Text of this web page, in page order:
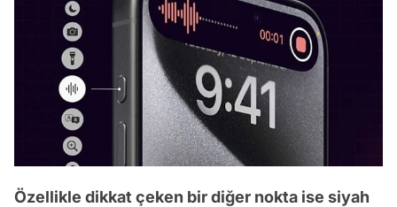
Özellikle dikkat çeken bir diğer nokta ise siyah